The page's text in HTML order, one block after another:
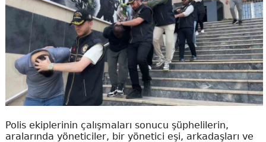
Polis ekiplerinin çalışmaları sonucu şüphelilerin,
aralarında yöneticiler, bir yönetici eşi, arkadaşları ve